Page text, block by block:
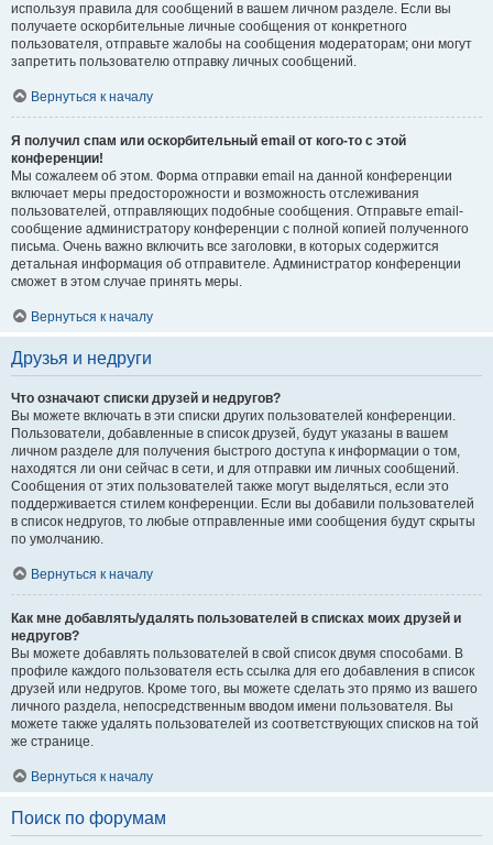
используя правила для сообщений в вашем личном разделе. Если вы
получаете оскорбительные личные сообщения от конкретного
пользователя, отправьте жалобы на сообщения модераторам; они могут
запретить пользователю отправку личных сообщений.
Вернуться к началу
Я получил спам или оскорбительный email от кого-то с этой
конференции!
Мы сожалеем об этом. Форма отправки email на данной конференции
включает меры предосторожности и возможность отслеживания
пользователей, отправляющих подобные сообщения. Отправьте email-
сообщение администратору конференции с полной копией полученного
письма. Очень важно включить все заголовки, в которых содержится
детальная информация об отправителе. Администратор конференции
сможет в этом случае принять меры.
Вернуться к началу
Друзья и недруги
Что означают списки друзей и недругов?
Вы можете включать в эти списки других пользователей конференции.
Пользователи, добавленные в список друзей, будут указаны в вашем
личном разделе для получения быстрого доступа к информации о том,
находятся ли они сейчас в сети, и для отправки им личных сообщений.
Сообщения от этих пользователей также могут выделяться, если это
поддерживается стилем конференции. Если вы добавили пользователей
в список недругов, то любые отправленные ими сообщения будут скрыты
по умолчанию.
Вернуться к началу
Как мне добавлять/удалять пользователей в списках моих друзей и
недругов?
Вы можете добавлять пользователей в свой список двумя способами. В
профиле каждого пользователя есть ссылка для его добавления в список
друзей или недругов. Кроме того, вы можете сделать это прямо из вашего
личного раздела, непосредственным вводом имени пользователя. Вы
можете также удалять пользователей из соответствующих списков на той
же странице.
Вернуться к началу
Поиск по форумам